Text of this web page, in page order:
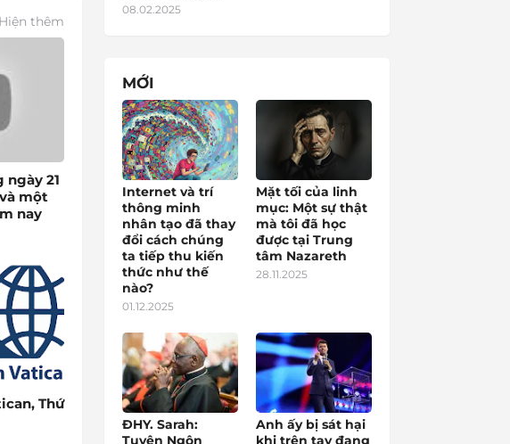
Hiện thêm
21
một
nay
Thứ
08.02.2025
MỚI
Internet và trí
thông minh
nhân tạo đã thay
đổi cách chúng
ta tiếp thu kiến
thức như thế
nào?
01.12.2025
Mặt tối của linh
mục: Một sự thật
mà tôi đã học
được tại Trung
tâm Nazareth
28.11.2025
ĐHY. Sarah:
Tuyên Ngôn
Anh ấy bị sát hại
khi trên tay đang